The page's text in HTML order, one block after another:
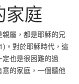
家庭
屬，都是耶穌的兄
。對於耶穌時代，這
也是很困難的過
的家庭，一個聽他